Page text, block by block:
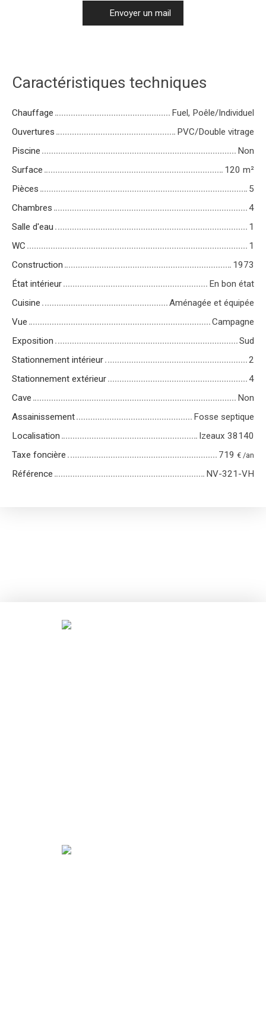
Envoyer un mail
Caractéristiques techniques
Chauffage
Fuel, Poêle/Individuel
Ouvertures
PVC/Double vitrage
Piscine
Non
Surface
120 m²
Pièces
5
Chambres
4
Salle d'eau
1
WC
1
Construction
1973
État intérieur
En bon état
Cuisine
Aménagée et équipée
Vue
Campagne
Exposition
Sud
Stationnement intérieur
2
Stationnement extérieur
4
Cave
Non
Assainissement
Fosse septique
Localisation
Izeaux 38140
Taxe foncière
719 € /an
Référence NV-321-VH